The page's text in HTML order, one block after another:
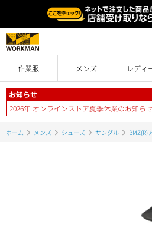
作業服 メンズ レディ
お知らせ
2026年 オンラインストア夏季休業のお知らせ
ホーム メンズ シューズ サンダル BMZ(R)